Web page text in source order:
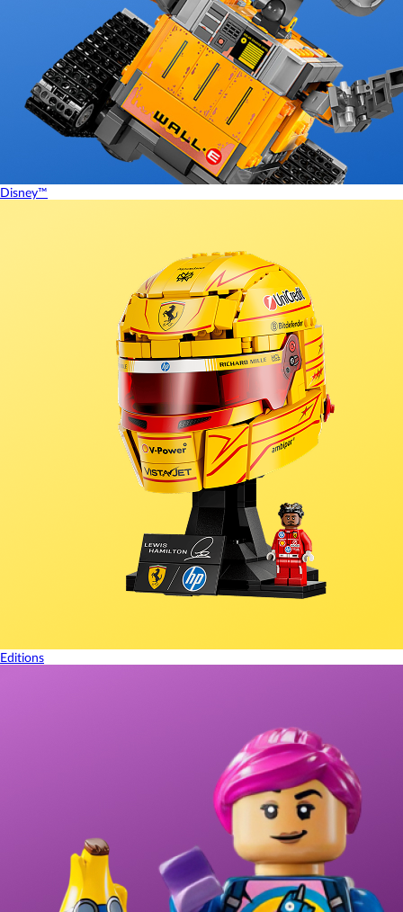
Disney™
Editions